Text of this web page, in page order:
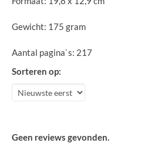
Gewicht: 175 gram
Aantal pagina`s: 217
Sorteren op:
Geen reviews gevonden.